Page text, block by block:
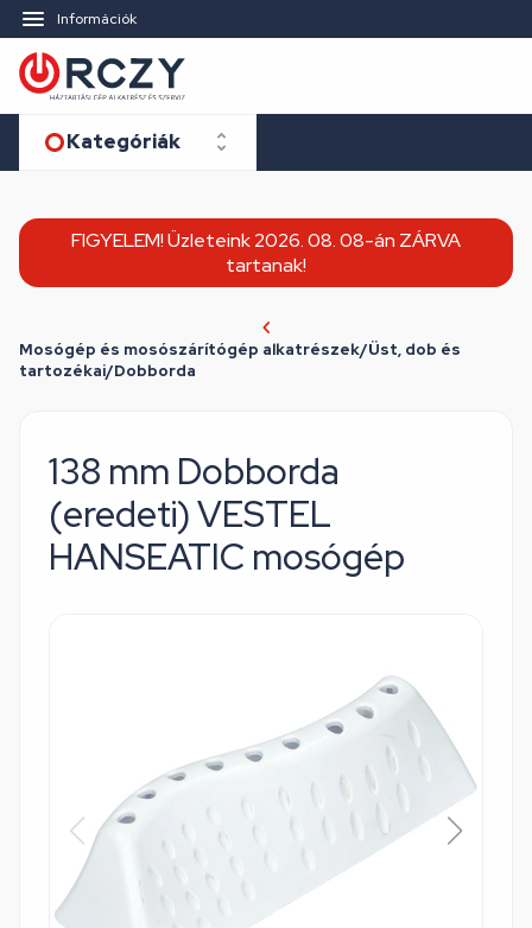
Információk
Kategóriák
FIGYELEM! Üzleteink 2026. 08. 08-án ZÁRVA
tartanak!
Mosógép és mosószárítógép alkatrészek/Üst, dob és
tartozékai/Dobborda
138 mm Dobborda
(eredeti) VESTEL
HANSEATIC mosógép